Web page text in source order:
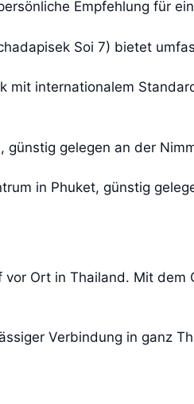
Empfehlung für
Soi 7) bietet
mit internationalem
gelegen an der
in Phuket, günstig
Ort in Thailand. Mit dem
Verbindung in ganz